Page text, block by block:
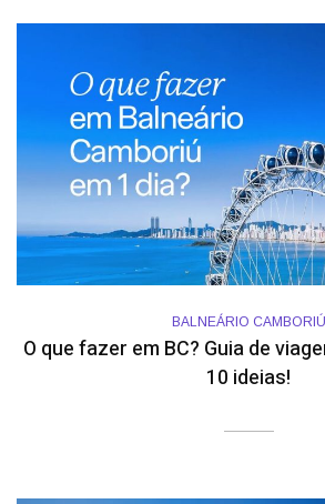
BALNEÁRIO CAMBORIÚ
O que fazer em BC? Guia de
10 ideias!